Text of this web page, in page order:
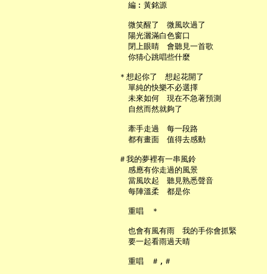
     編︰黃銘源
     微笑醒了　微風吹過了
     陽光灑滿白色窗口
     閉上眼睛　會聽見一首歌
     你猜心跳唱些什麼
   ＊想起你了　想起花開了
     單純的快樂不必選擇
     未來如何　現在不急著預測
     自然而然就夠了
     牽手走過　每一段路
     都有畫面　值得去感動
   ＃我的夢裡有一串風鈴
     感應有你走過的風景
     當風吹起　聽見熟悉聲音
     每陣溫柔　都是你
     重唱　＊
     也會有風有雨　我的手你會抓緊
     要一起看雨過天晴